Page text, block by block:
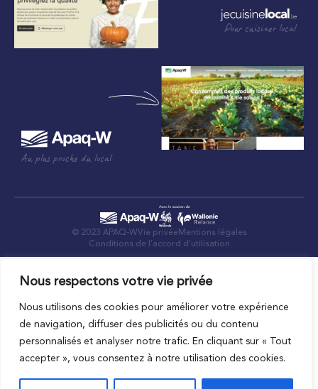
Nous respectons votre vie privée
Nous utilisons des cookies pour améliorer votre expérience
de navigation, diffuser des publicités ou du contenu
personnalisés et analyser notre trafic. En cliquant sur « Tout
accepter », vous consentez à notre utilisation des cookies.
Pour cuisiner local
Au plus proche du local
© 2023 APAQ-WVie privée Mentions légales
Conditions de l’accord d’utilisation